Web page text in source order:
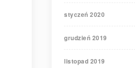
styczeń 2020
grudzień 2019
listopad 2019